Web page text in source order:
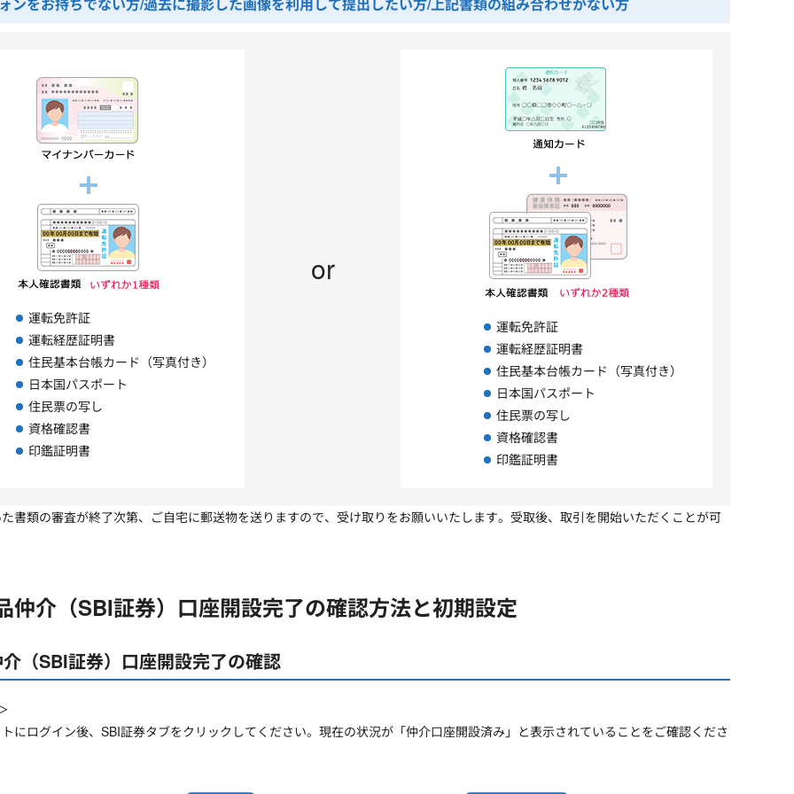
ンをお持ちでない方/過去に撮影した画像を利用して提出したい方/上記書類の組み合わせがない方
運転免許証
運転経歴証明書
住民基本台帳カード（写真付き）
日本国パスポート
住民票の写し
資格確認書
印鑑証明書
or
運転免許証
運転経歴証明書
住民基本台帳カード（写真付き）
日本国パスポート
住民票の写し
資格確認書
印鑑証明書
書類の審査が終了次第、ご自宅に郵送物を送りますので、受け取りをお願いいたします。受取後、取引を開始いただくことが可
仲介（SBI証券）口座開設完了の確認方法と初期設定
（SBI証券）口座開設完了の確認
にログイン後、SBI証券タブをクリックしてください。現在の状況が「仲介口座開設済み」と表示されていることをご確認くださ